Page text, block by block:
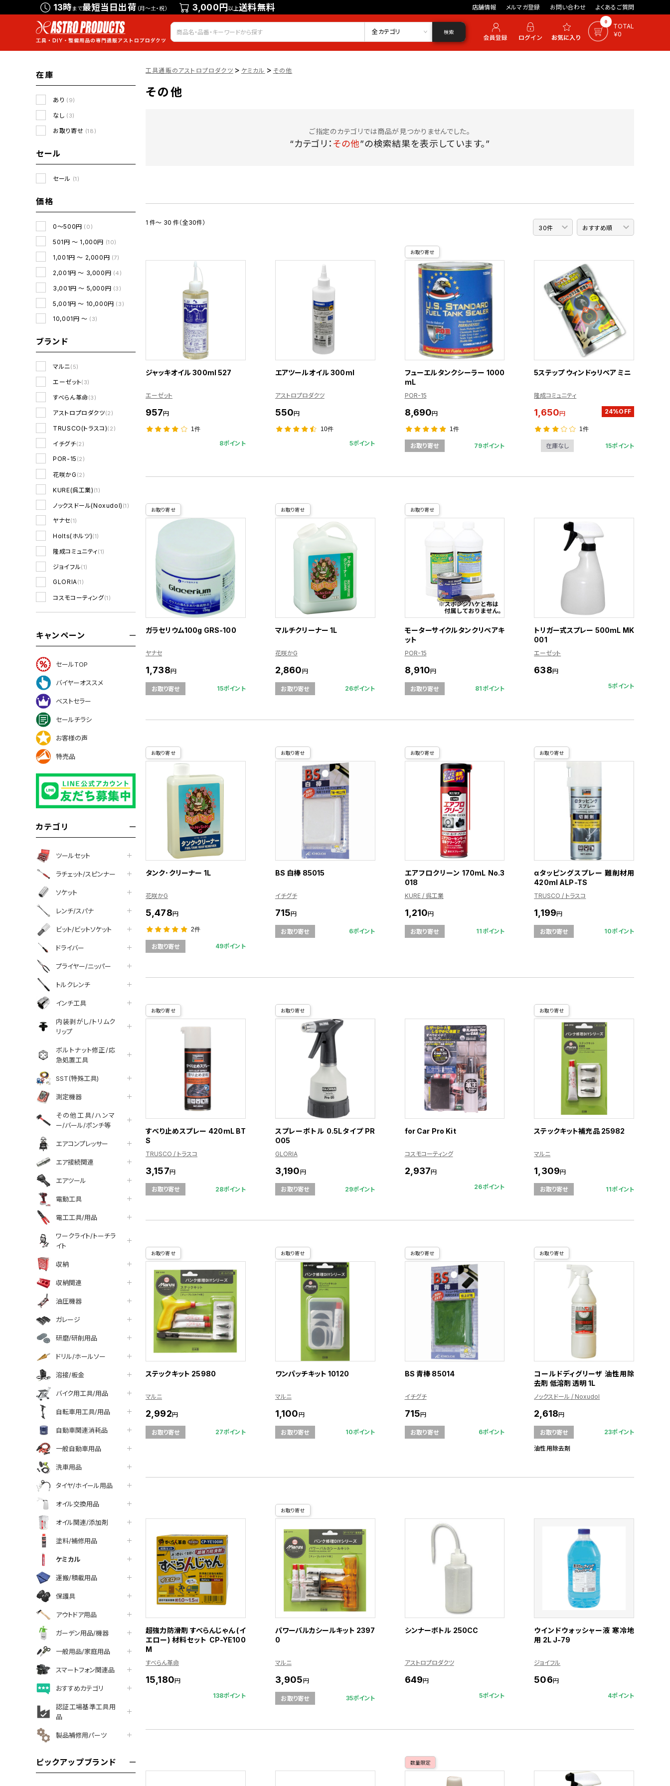
13時まで最短当日出荷 （月～土・祝） 3,000円以上送料無料 店舗情報 メルマガ登録 お問い合わせ よくあるご質問
会員登録 ログイン お気に入り 0
TOTAL
￥0
全カテゴリ 検索
在庫
あり (9)
なし (3)
お取り寄せ (18)
セール
セール (1)
価格
0～500円 (0)
501円 ～ 1,000円 (10)
1,001円 ～ 2,000円 (7)
2,001円 ～ 3,000円 (4)
3,001円 ～ 5,000円 (3)
5,001円 ～ 10,000円 (3)
10,001円 ～ (3)
ブランド
マルニ(5)
エーゼット(3)
すべらん革命(3)
アストロプロダクツ(2)
TRUSCO(トラスコ)(2)
イチグチ(2)
POR-15 (2)
花咲かG (2)
KURE(呉工業) (1)
ノックスドール(Noxudol) (1)
ヤナセ(1)
Holts(ホルツ)(1)
隆成コミュニティ(1)
ジョイフル(1)
GLORIA(1)
コスモコーティング(1)
キャンペーン
セールTOP
バイヤーオススメ
ベストセラー
セールチラシ
お客様の声
特売品
カテゴリ
ツールセット
ラチェット/スピンナー
ソケット
レンチ/スパナ
ビット/ビットソケット
ドライバー
プライヤー/ニッパー
トルクレンチ
インチ工具
内装剥がし/トリムク
リップ
ボルトナット修正/応
急処置工具
SST(特殊工具)
測定機器
その他工具/ハンマ
ー/バール/ポンチ等
エアコンプレッサー
エア接続関連
エアツール
電動工具
電工工具/用品
ワークライト/トーチラ
イト
収納
収納関連
油圧機器
ガレージ
研磨/研削用品
ドリル/ホールソー
溶接/板金
バイク用工具/用品
自転車用工具/用品
自動車関連消耗品
一般自動車用品
洗車用品
タイヤ/ホイール用品
オイル交換用品
オイル関連/添加剤
塗料/補修用品
ケミカル
運搬/積載用品
保護具
アウトドア用品
ガーデン用品/機器
一般用品/家庭用品
スマートフォン関連品
おすすめカテゴリ
認証工場基準工具用
品
製品補修用パーツ
ピックアップブランド
工具通販のアストロプロダクツ > ケミカル > その他
その他
ご指定のカテゴリでは商品が見つかりませんでした。
“カテゴリ： その他”の検索結果を表示しています。”
1 件～ 30 件（全30件）
ジャッキオイル 300ml 527
エーゼット
957円
1件
8ポイント
エアツールオイル 300ml
アストロプロダクツ
550円
10件
5ポイント
お取り寄せ
フューエルタンクシーラー 1000
mL
POR-15
8,690円
1件
お取り寄せ 79ポイント
5ステップ ウィンドゥリペア ミニ
隆成コミュニティ
1,650円 24%OFF
1件
在庫なし 15ポイント
お取り寄せ
ガラセリウム100g GRS-100
ヤナセ
1,738円
お取り寄せ 15ポイント
お取り寄せ
マルチクリーナー 1L
花咲かG
2,860円
お取り寄せ 26ポイント
お取り寄せ
モーターサイクルタンクリペアキ
ット
POR-15
8,910円
お取り寄せ 81ポイント
トリガー式スプレー 500mL MK
001
エーゼット
638円
5ポイント
お取り寄せ
タンク･クリーナー 1L
花咲かG
5,478円
2件
お取り寄せ 49ポイント
お取り寄せ
BS 白棒 85015
イチグチ
715円
お取り寄せ 6ポイント
お取り寄せ
エアフロクリーン 170mL No.3
018
KURE / 呉工業
1,210円
お取り寄せ 11ポイント
お取り寄せ
αタッピングスプレー 難削材用
420ml ALP-TS
TRUSCO / トラスコ
1,199円
お取り寄せ 10ポイント
お取り寄せ
すべり止めスプレー 420mL BT
S
TRUSCO / トラスコ
3,157円
お取り寄せ 28ポイント
お取り寄せ
スプレーボトル 0.5Lタイプ PR
O05
GLORIA
3,190円
お取り寄せ 29ポイント
for Car Pro Kit
コスモコーティング
2,937円
26ポイント
お取り寄せ
ステックキット補充品 25982
マルニ
1,309円
お取り寄せ 11ポイント
お取り寄せ
ステックキット 25980
マルニ
2,992円
お取り寄せ 27ポイント
お取り寄せ
ワンパッチキット 10120
マルニ
1,100円
お取り寄せ 10ポイント
お取り寄せ
BS 青棒 85014
イチグチ
715円
お取り寄せ 6ポイント
お取り寄せ
コールドディグリーザ 油性用除
去剤 低溶剤 透明 1L
ノックスドール / Noxudol
2,618円
お取り寄せ 23ポイント
油性用除去剤
超強力防滑剤 すべらんじゃん (イ
エロー) 材料セット CP-YE100
M
すべらん革命
15,180円
138ポイント
お取り寄せ
パワーバルカシールキット 2397
0
マルニ
3,905円
お取り寄せ 35ポイント
シンナーボトル 250CC
アストロプロダクツ
649円
5ポイント
ウインドウォッシャー液 寒冷地
用 2L J-79
ジョイフル
506円
4ポイント
数量限定